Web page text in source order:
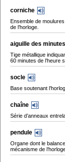
corniche
Ensemble de
de l’horloge.
aiguille des minutes
Tige métallique
60 minutes de l’heure
socle
Base soutenant
chaîne
Série d’anneaux
pendule
Organe dont le
mécanisme de